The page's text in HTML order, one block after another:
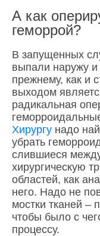
А как
геморрой?
В запущенных
выпали наружу
прежнему, как и
выходом
радикальная
Хирургу надо
убрать
слившиеся
хирургическую
областей, как
него. Надо не
мостки тканей –
чтобы было с
процессу.